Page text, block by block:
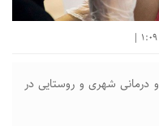
درمانی شهری و روستایی در